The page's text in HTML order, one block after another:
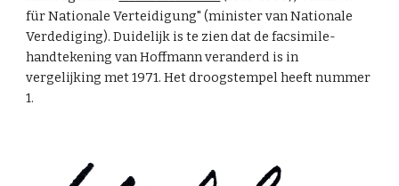
für Nationale Verteidigung" (minister van Nationale
Verdediging). Duidelijk is te zien dat de facsimile-
handtekening van Hoffmann veranderd is in
vergelijking met 1971. Het droogstempel heeft nummer
1.